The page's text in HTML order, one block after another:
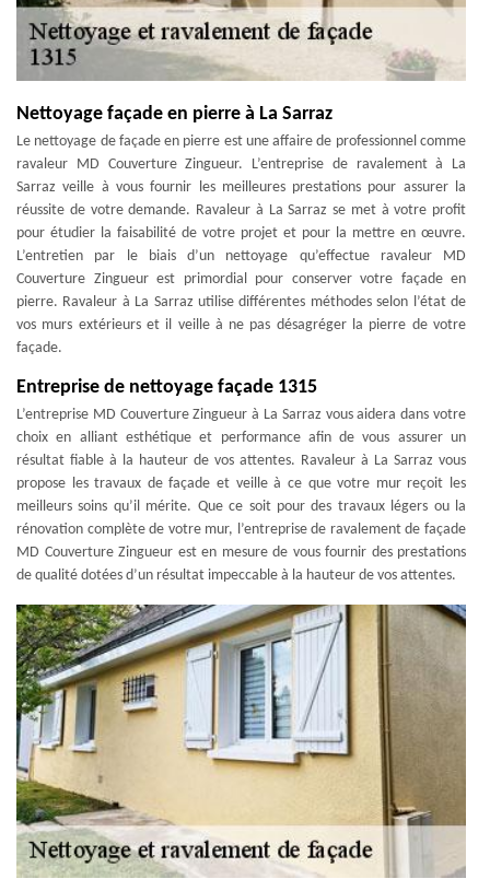
Nettoyage façade en pierre à La Sarraz
Le nettoyage de façade en pierre est une affaire de professionnel comme
ravaleur MD Couverture Zingueur. L’entreprise de ravalement à La
Sarraz veille à vous fournir les meilleures prestations pour assurer la
réussite de votre demande. Ravaleur à La Sarraz se met à votre profit
pour étudier la faisabilité de votre projet et pour la mettre en œuvre.
L’entretien par le biais d’un nettoyage qu’effectue ravaleur MD
Couverture Zingueur est primordial pour conserver votre façade en
pierre. Ravaleur à La Sarraz utilise différentes méthodes selon l’état de
vos murs extérieurs et il veille à ne pas désagréger la pierre de votre
façade.
Entreprise de nettoyage façade 1315
L’entreprise MD Couverture Zingueur à La Sarraz vous aidera dans votre
choix en alliant esthétique et performance afin de vous assurer un
résultat fiable à la hauteur de vos attentes. Ravaleur à La Sarraz vous
propose les travaux de façade et veille à ce que votre mur reçoit les
meilleurs soins qu’il mérite. Que ce soit pour des travaux légers ou la
rénovation complète de votre mur, l’entreprise de ravalement de façade
MD Couverture Zingueur est en mesure de vous fournir des prestations
de qualité dotées d’un résultat impeccable à la hauteur de vos attentes.